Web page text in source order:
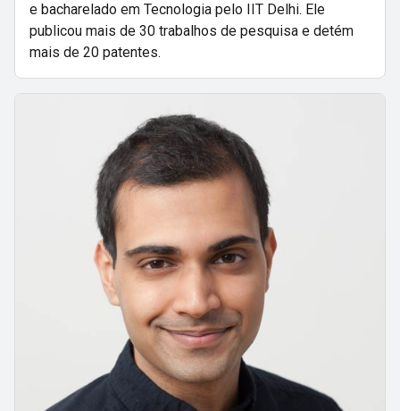
e bacharelado em Tecnologia pelo IIT Delhi. Ele
publicou mais de 30 trabalhos de pesquisa e detém
mais de 20 patentes.